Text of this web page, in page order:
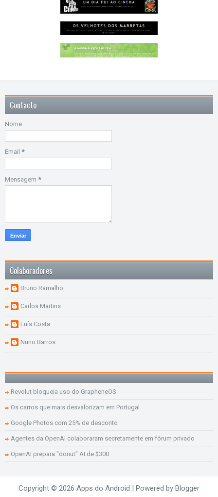
Contacto
Nome
Email *
Mensagem *
Colaboradores
Bruno Ramalho
Carlos Martins
Luís Costa
Nuno Barros
Revolut bloqueia uso do GrapheneOS
Os carros que mais desvalorizam em Portugal
Google Photos com 25% de desconto
Agentes da OpenAI colaboraram secretamente em fórum privado
OpenAI prepara "donut" AI de $300
Copyright © 2026 Apps do Android | Powered by Blogger